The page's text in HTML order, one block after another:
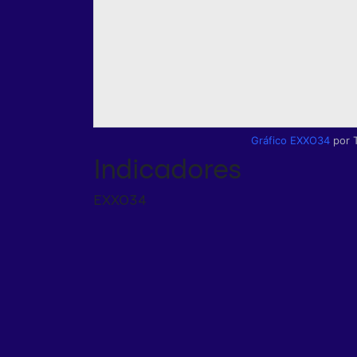
Gráfico EXXO34 por
Indicadores
EXXO34